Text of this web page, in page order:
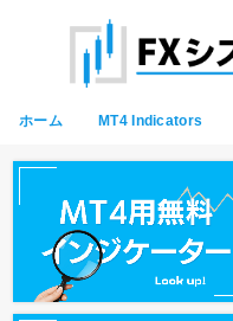
ホーム MT4 Indicators